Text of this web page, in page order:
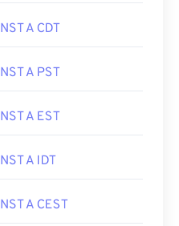
NST A CDT
NST A PST
NST A EST
NST A IDT
NST A CEST